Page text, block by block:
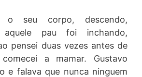
o seu corpo, descendo,
pau foi inchando,
pensei duas vezes antes de
a mamar. Gustavo
e falava que nunca ninguem